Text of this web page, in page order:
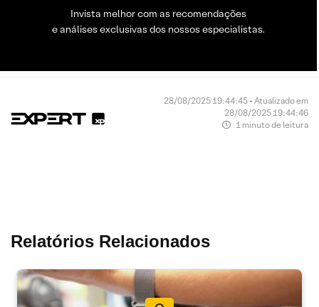
Invista melhor com as recomendações
e análises exclusivas dos nossos especialistas.
28/08/2025 19:44:45 • Atualizado em
28/08/2025 19:44:46
1 minuto de leitura
Relatórios Relacionados